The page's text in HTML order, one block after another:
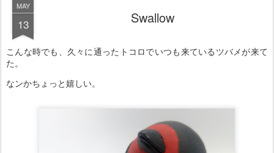
MAY
13 Swallow
こんな時でも、久々に通ったトコロでいつも来ているツバメが来て
た。
なンかちょっと嬉しい。